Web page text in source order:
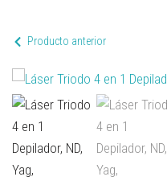
Producto anterior